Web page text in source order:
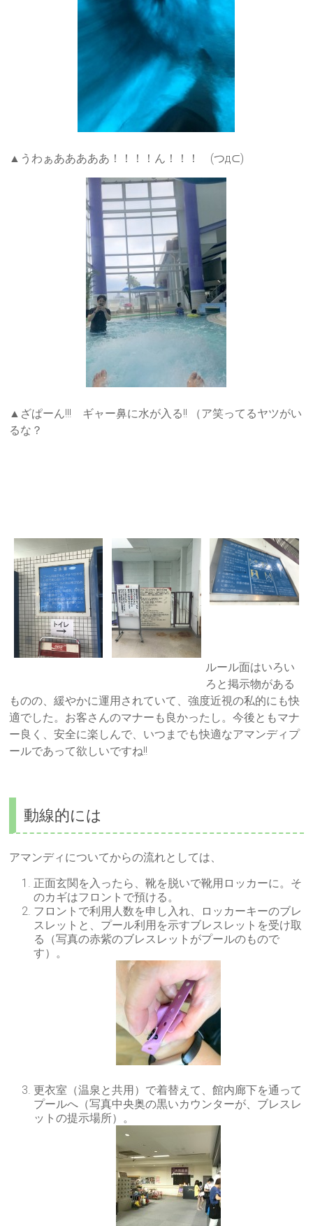
▲うわぁあああああ！！！！ん！！！ (つд⊂)
▲ざぱーん!!! ギャー鼻に水が入る!! （ア笑ってるヤツがい
るな？
ルール面はいろい
ろと掲示物がある
ものの、緩やかに運用されていて、強度近視の私的にも快
適でした。お客さんのマナーも良かったし。今後ともマナ
ー良く、安全に楽しんで、いつまでも快適なアマンディプ
ールであって欲しいですね!!
動線的には
アマンディについてからの流れとしては、
正面玄関を入ったら、靴を脱いで靴用ロッカーに。そ
のカギはフロントで預ける。
フロントで利用人数を申し入れ、ロッカーキーのブレ
スレットと、プール利用を示すブレスレットを受け取
る（写真の赤紫のブレスレットがプールのもので
す）。
更衣室（温泉と共用）で着替えて、館内廊下を通って
プールへ（写真中央奥の黒いカウンターが、ブレスレ
ットの提示場所）。